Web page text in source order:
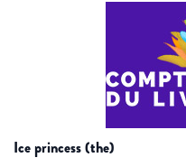
ice princess (the)